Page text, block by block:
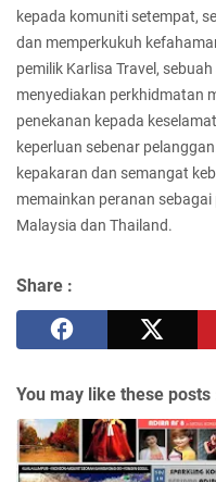
kepada komuniti setempat,
dan memperkukuh
pemilik Karlisa Travel,
menyediakan perkhidmatan
penekanan kepada
keperluan sebenar
kepakaran dan semangat
memainkan peranan
Malaysia dan Thailand.
Share :
You may like these posts